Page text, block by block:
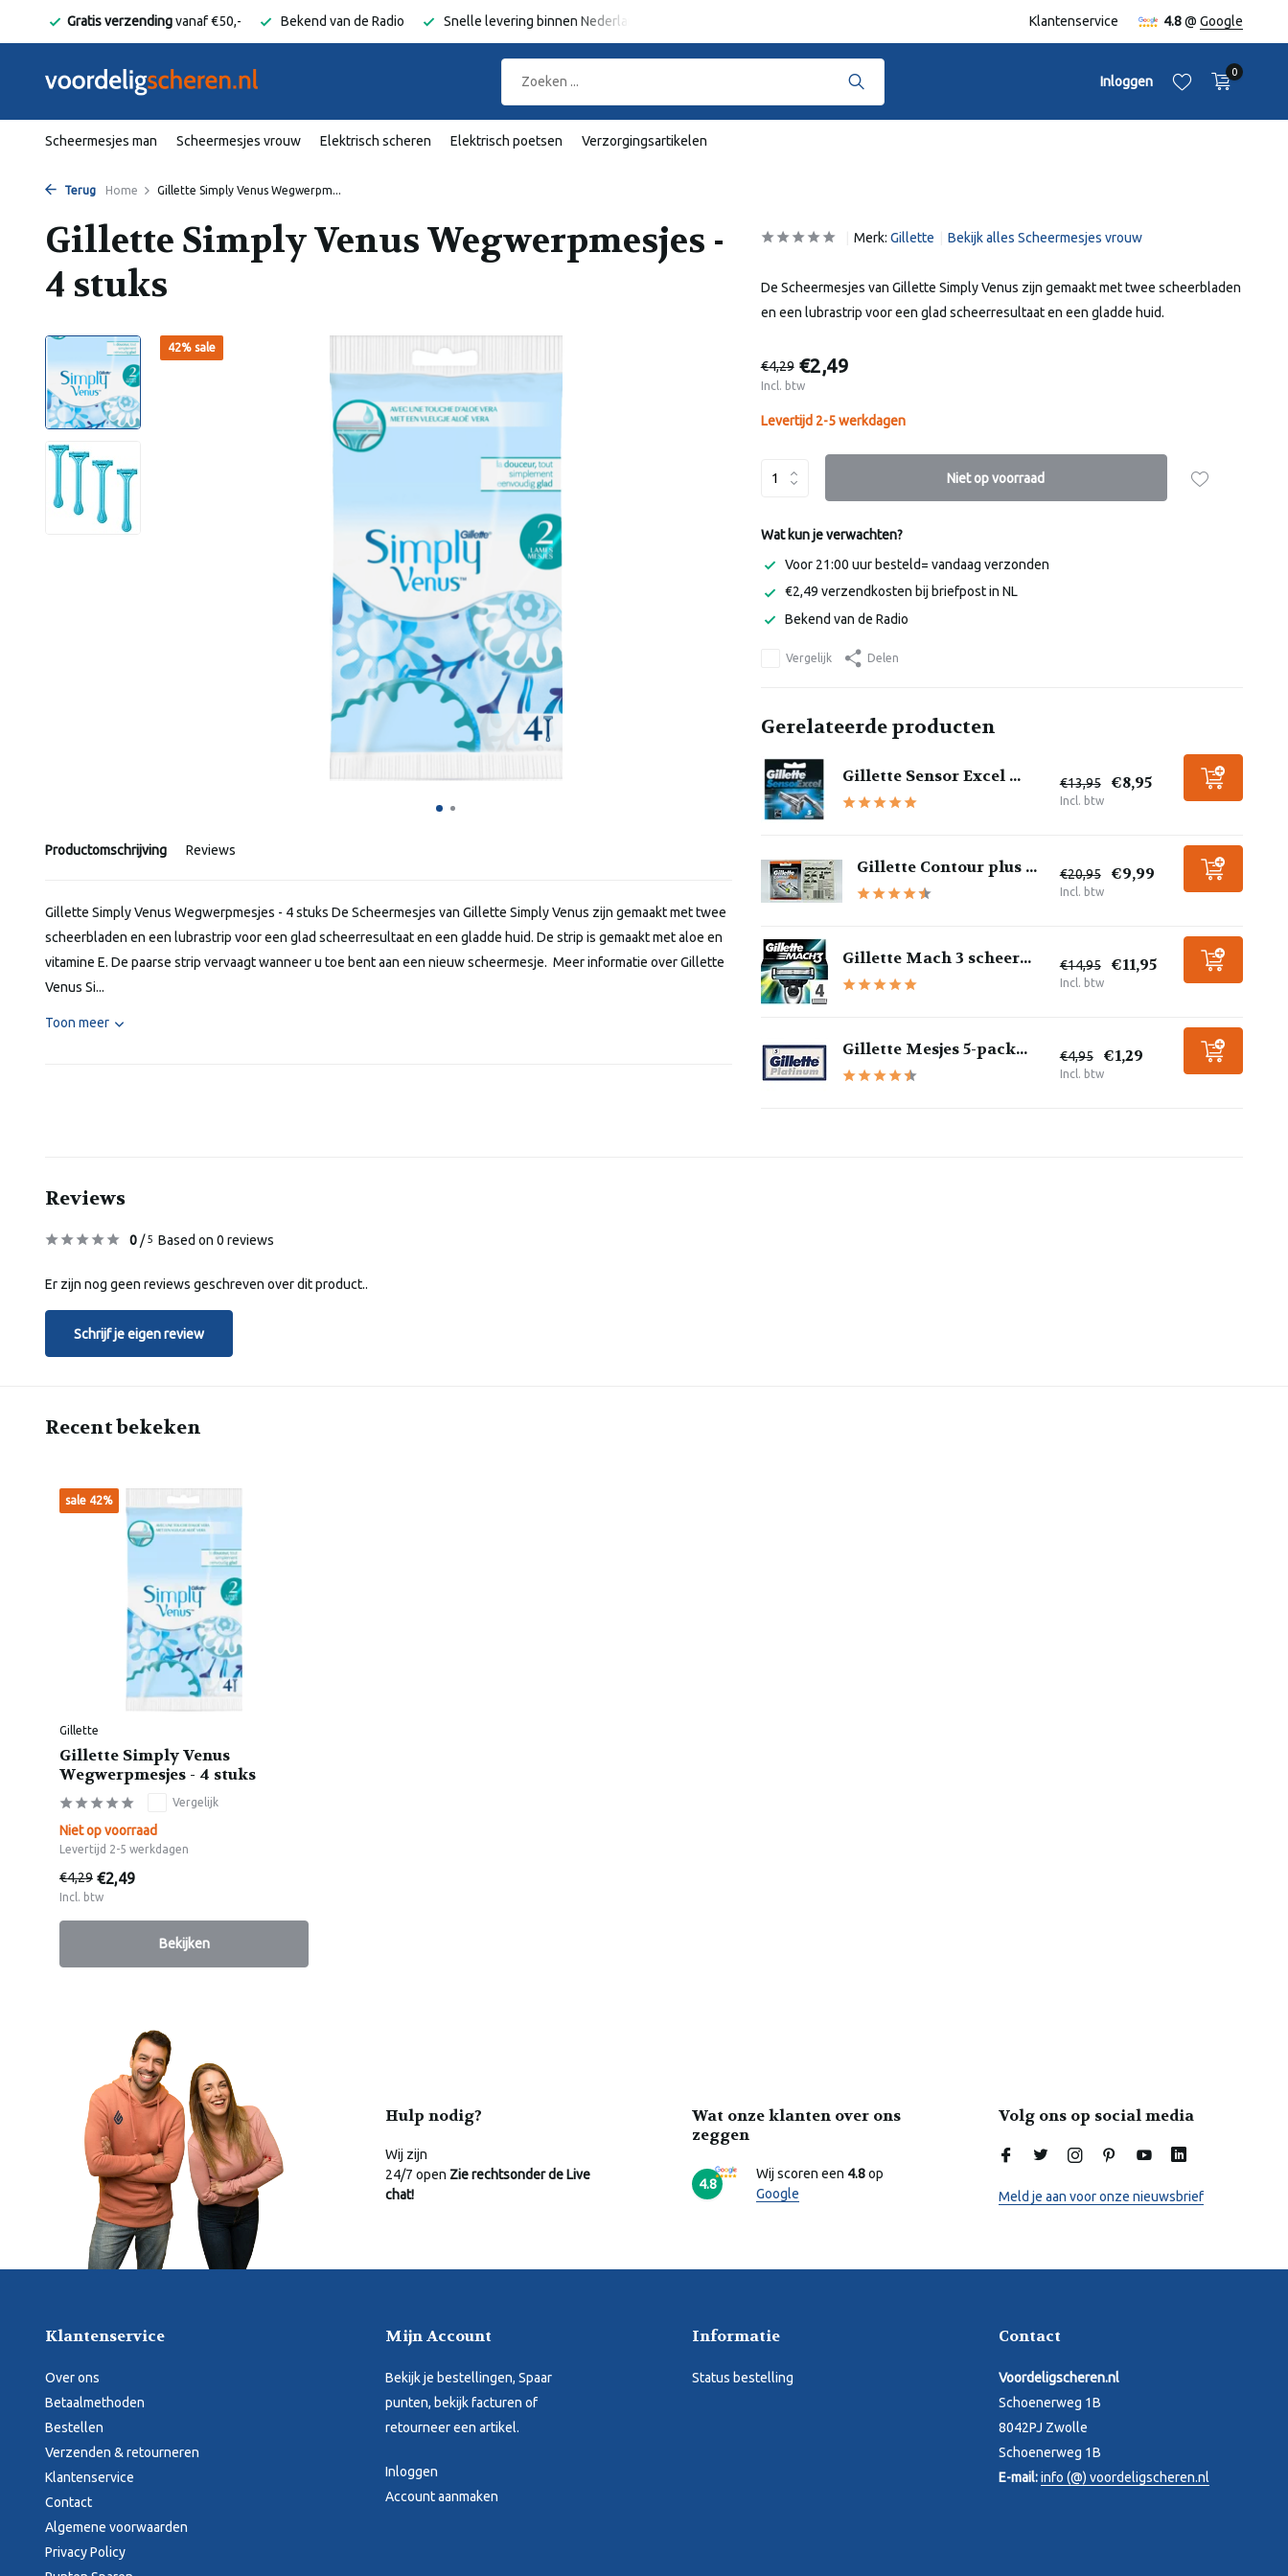
Gratis verzendingvanaf €50,- Bekend van de Radio Snelle levering binnen Nederland en België Klantenservice 4.8@ Google
Inloggen
0
Scheermesjes man Scheermesjes vrouw Elektrisch scheren Elektrisch poetsen Verzorgingsartikelen
Terug Home Gillette Simply Venus Wegwerpm...
Gillette Simply Venus Wegwerpmesjes -
4 stuks
42% sale
Productomschrijving Reviews
Gillette Simply Venus Wegwerpmesjes - 4 stuks De Scheermesjes van Gillette Simply Venus zijn gemaakt met twee
scheerbladen en een lubrastrip voor een glad scheerresultaat en een gladde huid. De strip is gemaakt met aloe en
vitamine E. De paarse strip vervaagt wanneer u toe bent aan een nieuw scheermesje. Meer informatie over Gillette
Venus Si...
Toon meer
Merk: Gillette Bekijk alles Scheermesjes vrouw
De Scheermesjes van Gillette Simply Venus zijn gemaakt met twee scheerbladen
en een lubrastrip voor een glad scheerresultaat en een gladde huid.
€4,29 €2,49
Incl. btw
Levertijd 2-5 werkdagen
Niet op voorraad
Wat kun je verwachten?
Voor 21:00 uur besteld= vandaag verzonden
€2,49 verzendkosten bij briefpost in NL
Bekend van de Radio
Vergelijk Delen
Gerelateerde producten
Gillette Sensor Excel ... €13,95 €8,95
Incl. btw
Gillette Contour plus ... €20,95 €9,99
Incl. btw
Gillette Mach 3 scheer... €14,95 €11,95
Incl. btw
Gillette Mesjes 5-pack... €4,95 €1,29
Incl. btw
Reviews
0 /5 Based on 0 reviews
Er zijn nog geen reviews geschreven over dit product..
Schrijf je eigen review
Recent bekeken
sale 42%
Gillette
Gillette Simply Venus
Wegwerpmesjes - 4 stuks
Vergelijk
Niet op voorraad
Levertijd 2-5 werkdagen
€4,29 €2,49
Incl. btw
Bekijken
Hulp nodig?
Wij zijn
24/7 open Zie rechtsonder de Live
chat!
Wat onze klanten over ons
zeggen
4.8
Wij scoren een 4.8op
Google
Volg ons op social media
Meld je aan voor onze nieuwsbrief
Klantenservice
Over ons
Betaalmethoden
Bestellen
Verzenden & retourneren
Klantenservice
Contact
Algemene voorwaarden
Privacy Policy
Mijn Account
Bekijk je bestellingen, Spaar
punten, bekijk facturen of
retourneer een artikel.
Inloggen
Account aanmaken
Informatie
Status bestelling
Contact
Voordeligscheren.nl
Schoenerweg 1B
8042PJ Zwolle
Schoenerweg 1B
E-mail:info (@) voordeligscheren.nl
Online